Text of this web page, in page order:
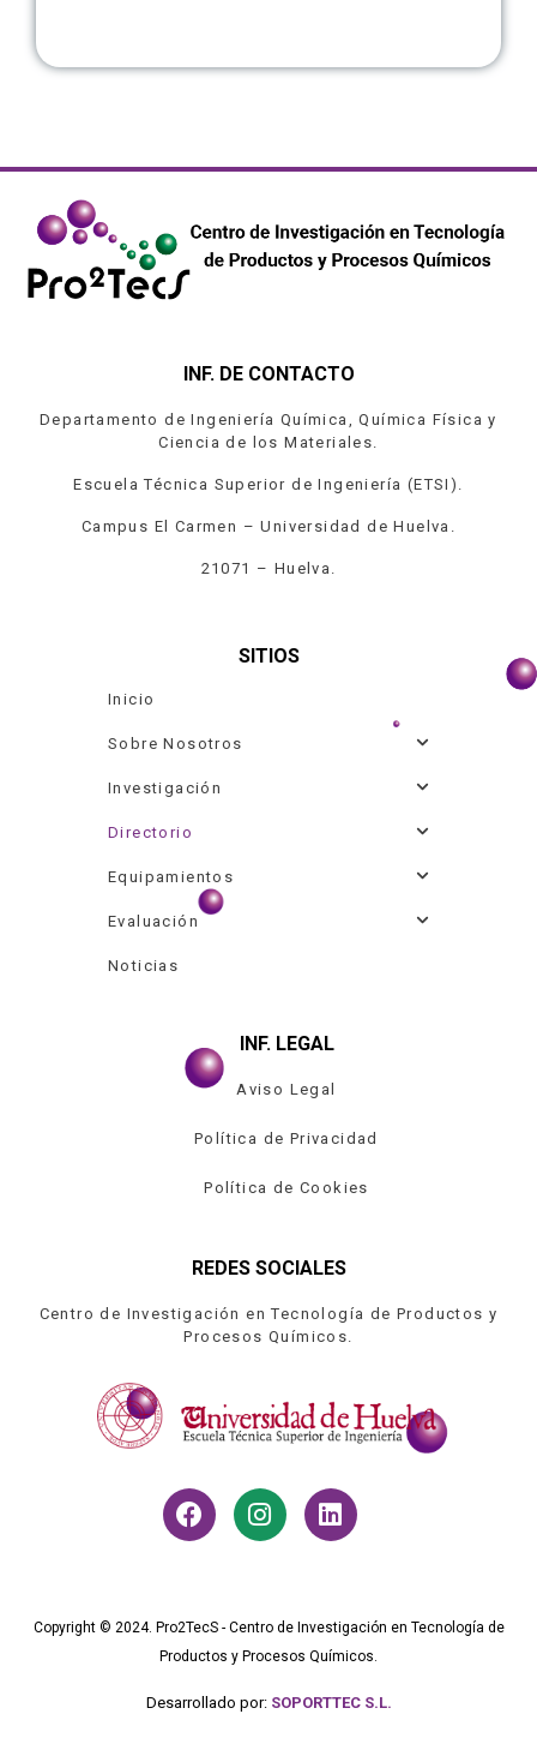
INF. DE CONTACTO
Departamento de Ingeniería Química, Química Física y
Ciencia de los Materiales.
Escuela Técnica Superior de Ingeniería (ETSI).
Campus El Carmen – Universidad de Huelva.
21071 – Huelva.
SITIOS
Inicio
Sobre Nosotros
Investigación
Directorio
Equipamientos
Evaluación
Noticias
INF. LEGAL
Aviso Legal
Política de Privacidad
Política de Cookies
REDES SOCIALES
Centro de Investigación en Tecnología de Productos y
Procesos Químicos.
Copyright © 2024. Pro2TecS - Centro de Investigación en Tecnología de
Productos y Procesos Químicos.
Desarrollado por: SOPORTTEC S.L.